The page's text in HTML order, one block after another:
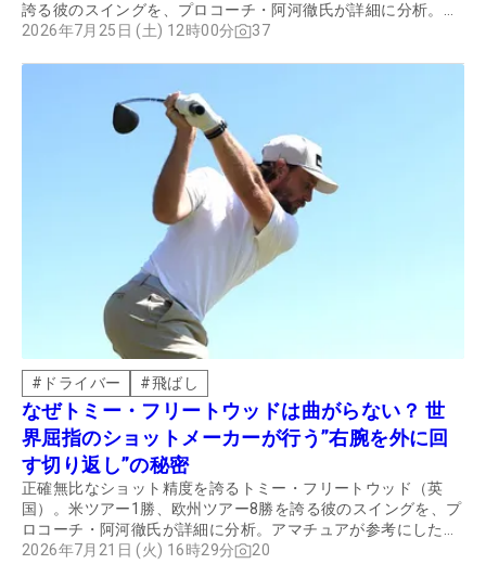
誇る彼のスイングを、プロコーチ・阿河徹氏が詳細に分析。ア
マチュアが参考にしたいポイントを解説してもらった。
2026年7月25日 (土) 12時00分 37
# ドライバー #飛ばし
なぜトミー・フリートウッドは曲がらない？ 世
界屈指のショットメーカーが行う”右腕を外に回
す切り返し”の秘密
正確無比なショット精度を誇るトミー・フリートウッド（英
国）。米ツアー1勝、欧州ツアー8勝を誇る彼のスイングを、プ
ロコーチ・阿河徹氏が詳細に分析。アマチュアが参考にしたい
ポイントを解説してもらった。
2026年7月21日 (火) 16時29分 20